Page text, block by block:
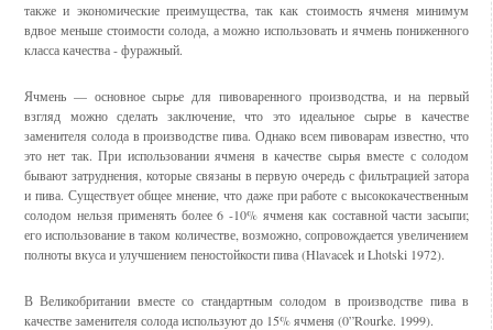
также и экономические преимущества, так как стоимость ячменя минимум
вдвое меньше стоимости солода, а можно использовать и ячмень пониженного
класса качества - фуражный.
Ячмень — основное сырье для пивоваренного производства, и на первый
взгляд можно сделать заключение, что это идеальное сырье в качестве
заменителя солода в производстве пива. Однако всем пивоварам известно, что
это нет так. При использовании ячменя в качестве сырья вместе с солодом
бывают затруднения, которые связаны в первую очередь с фильтрацией затора
и пива. Существует общее мнение, что даже при работе с высококачественным
солодом нельзя применять более 6 -10% ячменя как составной части засыпи;
его использование в таком количестве, возможно, сопровождается увеличением
полноты вкуса и улучшением пеностойкости пива (Hlavacek и Lhotski 1972).
В Великобритании вместе со стандартным солодом в производстве пива в
качестве заменителя солода используют до 15% ячменя (0”Rourke. 1999).